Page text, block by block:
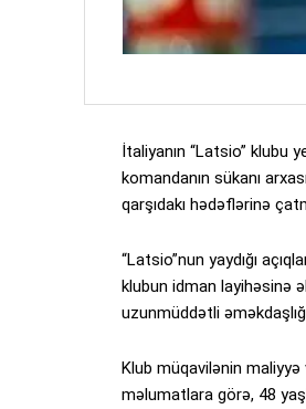
İtaliyanın “Latsio” klubu
komandanın sükanı
qarşıdakı hədəflərinə
“Latsio”nun yaydığı
klubun idman layihəsinə
uzunmüddətli
Klub müqavilənin
məlumatlara görə, 48